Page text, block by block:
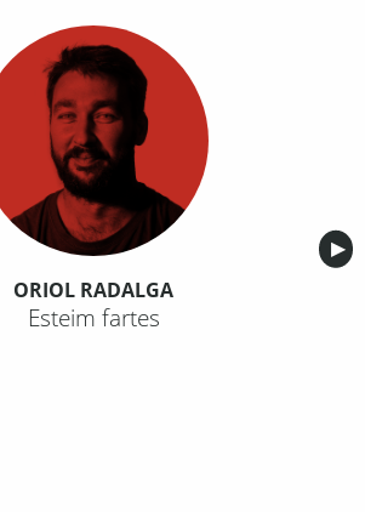
▶︎
ORIOL RADALGA
Esteim fartes